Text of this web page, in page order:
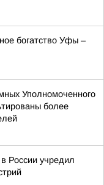
богатство Уфы –
Уполномоченного
более
России учредил